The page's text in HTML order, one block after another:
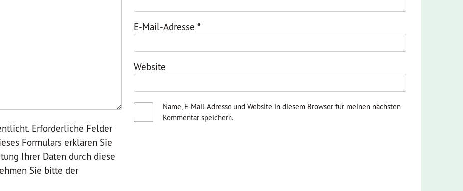
Erforderliche Felder
Formulars erklären Sie
Ihrer Daten durch diese
Sie bitte der
E-Mail-Adresse *
Website
Name, E-Mail-Adresse und Website in diesem Browser für meinen nächsten
Kommentar speichern.